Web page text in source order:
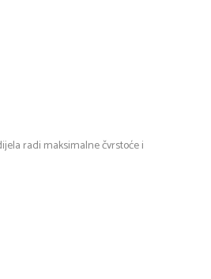
radi maksimalne čvrstoće i